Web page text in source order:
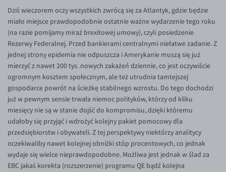
EUR/HKD
EUR/HUF
EUR/ILS
EUR/JPY
EUR/NZD
EUR/RON
EUR/SGD
EUR/TRY
EUR/ZAR
GBP/USD
Dziś wieczorem oczy wszystkich zwrócą się za Atlantyk, gdzie będzie
miało miejsce prawdopodobnie ostatnie ważne wydarzenie tego roku
(na razie pomijamy miraż brexitowej umowy), czyli posiedzenie
Rezerwy Federalnej. Przed bankierami centralnymi niełatwe zadanie. Z
jednej strony epidemia nie odpuszcza i Amerykanie muszą się już
mierzyć z nawet 200 tys. nowych zakażeń dziennie, co jest oczywiście
ogromnym kosztem społecznym, ale też utrudnia tamtejszej
gospodarce powrót na ścieżkę stabilnego wzrostu. Do tego dochodzi
już w pewnym sensie trwała niemoc polityków, którzy od kilku
miesięcy nie są w stanie dojść do kompromisu, dzięki któremu
udałoby się przyjąć i wdrożyć kolejny pakiet pomocowy dla
przedsiębiorstw i obywateli. Z tej perspektywy niektórzy analitycy
oczekiwaliby nawet kolejnej obniżki stóp procentowych, co jednak
wydaje się wielce nieprawdopodobne. Możliwa jest jednak w ślad za
EBC jakaś korekta (rozszerzenie) programu QE bądź kolejna